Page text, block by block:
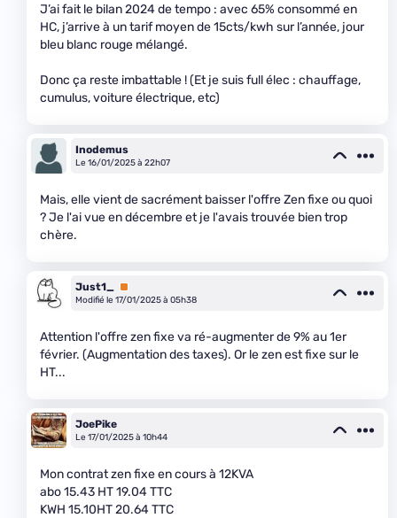
J’ai fait le bilan 2024 de tempo : avec 65% consommé en
HC, j’arrive à un tarif moyen de 15cts/kwh sur l’année, jour
bleu blanc rouge mélangé.
Donc ça reste imbattable ! (Et je suis full élec : chauffage,
cumulus, voiture électrique, etc)
Inodemus
Le 16/01/2025 à 22h07
Mais, elle vient de sacrément baisser l'offre Zen fixe ou quoi
? Je l'ai vue en décembre et je l'avais trouvée bien trop
chère.
Just1_ Premium
Modifié le 17/01/2025 à 05h38
Attention l'offre zen fixe va ré-augmenter de 9% au 1er
février. (Augmentation des taxes). Or le zen est fixe sur le
HT...
JoePike
Le 17/01/2025 à 10h44
Mon contrat zen fixe en cours à 12KVA
abo 15.43 HT 19.04 TTC
KWH 15.10HT 20.64 TTC